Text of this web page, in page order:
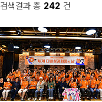
검색결과 총 242 건